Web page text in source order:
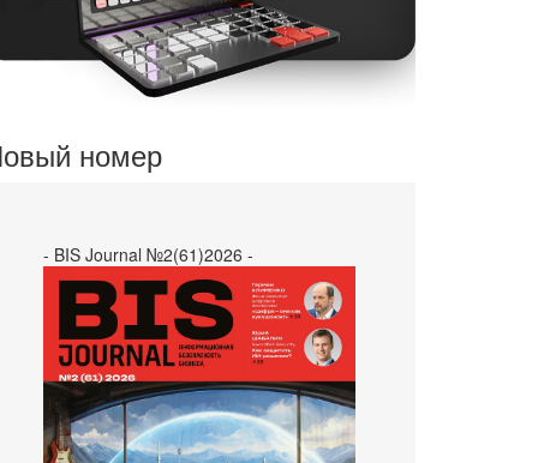
номер
- BIS Journal №2(61)2026 -